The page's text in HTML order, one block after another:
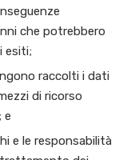
che potrebbero
esiti;
raccolti i dati
di ricorso
e
e le responsabilità